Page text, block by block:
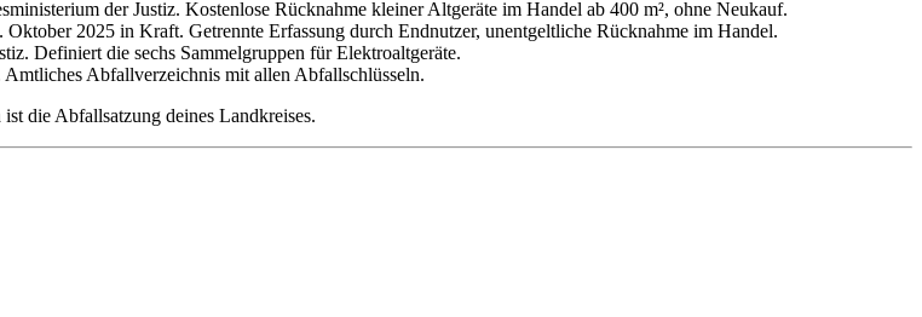
der Justiz. Kostenlose Rücknahme kleiner Altgeräte im Handel ab 400 m², ohne Neukauf.
Oktober 2025 in Kraft. Getrennte Erfassung durch Endnutzer, unentgeltliche Rücknahme im Handel.
Definiert die sechs Sammelgruppen für Elektroaltgeräte.
Amtliches Abfallverzeichnis mit allen Abfallschlüsseln.
die Abfallsatzung deines Landkreises.